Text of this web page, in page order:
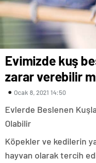
Evimizde kuş
zarar verebilir
Ocak 8, 2021 14:50
Evlerde Beslenen
Olabilir
Köpekler ve kedilerin
hayvan olarak tercih